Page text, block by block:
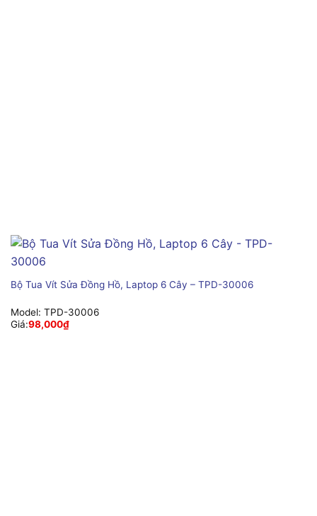
Bộ Tua Vít Sửa Đồng Hồ, Laptop 6 Cây – TPD-30006
Model: TPD-30006
Giá:98,000₫